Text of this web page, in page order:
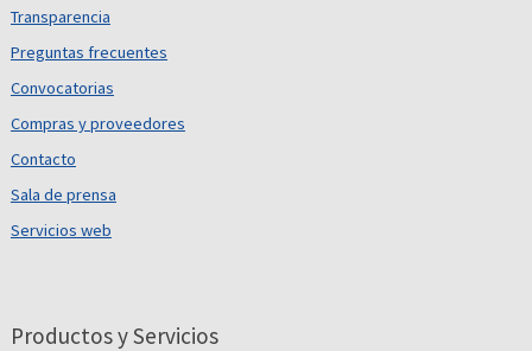
Transparencia
Preguntas frecuentes
Convocatorias
Compras y proveedores
Contacto
Sala de prensa
Servicios web
Productos y Servicios